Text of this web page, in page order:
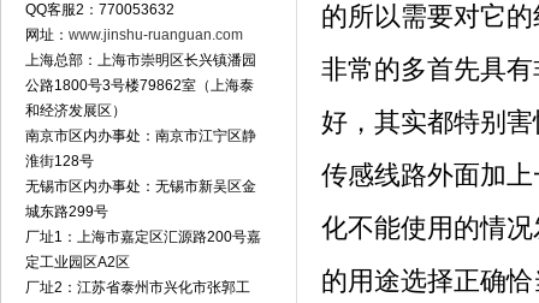
QQ客服2：770053632
网址： www.jinshu-ruanguan.com
上海总部：上海市崇明区长兴镇潘园
公路1800号3号楼79862室（上海泰
和经济发展区）
南京市区内办事处：南京市江宁区静
淮街128号
无锡市区内办事处：无锡市新吴区金
城东路299号
厂址1：上海市嘉定区汇源路200号嘉
定工业园区A2区
厂址2：江苏省泰州市兴化市张郭工
的所以需要对它
非常的多首先具
好，其实都特别
传感线路外面加
化不能使用的情
的用途选择正确